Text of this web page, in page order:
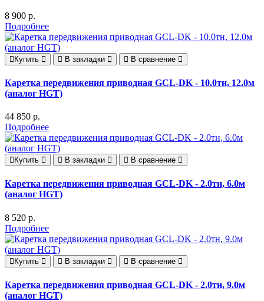
8 900 р.
Подробнее
Купить В закладки В сравнение
Каретка передвижения приводная GCL-DK - 10.0тн, 12.0м
(аналог HGT)
44 850 р.
Подробнее
Купить В закладки В сравнение
Каретка передвижения приводная GCL-DK - 2.0тн, 6.0м
(аналог HGT)
8 520 р.
Подробнее
Купить В закладки В сравнение
Каретка передвижения приводная GCL-DK - 2.0тн, 9.0м
(аналог HGT)